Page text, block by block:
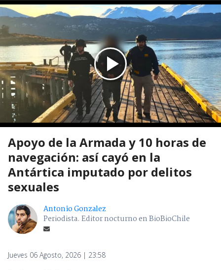
Apoyo de la Armada y 10 horas de
navegación: así cayó en la
Antártica imputado por delitos
sexuales
Antonio Gonzalez
Periodista. Editor nocturno en BioBioChile
Jueves 06 Agosto, 2026 | 23:58